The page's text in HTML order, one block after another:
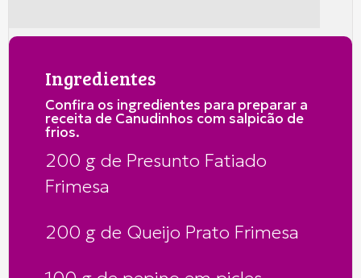
Ingredientes
Confira os ingredientes para preparar a
receita de Canudinhos com salpicão de
frios.
200 g de Presunto Fatiado
Frimesa
200 g de Queijo Prato Frimesa